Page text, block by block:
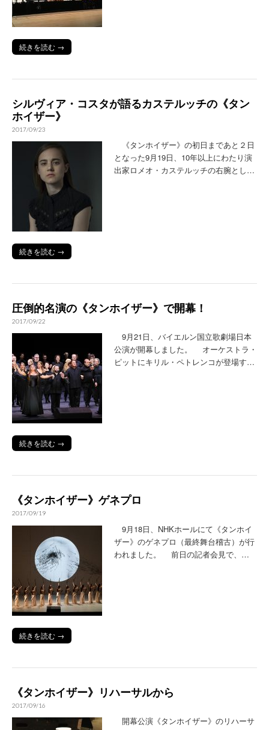
続きを読む →
シルヴィア・コスタが語るカステルッチの《タン
ホイザー》
2017/09/23
《タンホイザー》の初日まであと２日
となった9月19日、10年以上にわたり演
出家ロメオ・カステルッチの右腕とし…
続きを読む →
圧倒的名演の《タンホイザー》で開幕！
2017/09/22
9月21日、バイエルン国立歌劇場日本
公演が開幕しました。 オーケストラ・
ピットにキリル・ペトレンコが登場す…
続きを読む →
《タンホイザー》ゲネプロ
2017/09/19
9月18日、NHKホールにて《タンホイ
ザー》のゲネプロ（最終舞台稽古）が行
われました。 前日の記者会見で、…
続きを読む →
《タンホイザー》リハーサルから
2017/09/16
開幕公演《タンホイザー》のリハーサ